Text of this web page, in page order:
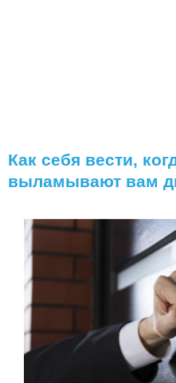
Как себя вести,
выламывают вам